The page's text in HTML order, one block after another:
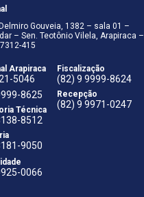
Gouveia, 1382 – sala 01 –
– Sen. Teotônio Vilela, Arapiraca –
415
Arapiraca
5046
8625
Técnica
8512
9050
0066
Fiscalização
(82) 9 9999-8624
Recepção
(82) 9 9971-0247